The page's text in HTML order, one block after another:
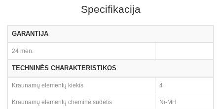
Specifikacija
GARANTIJA
24 mėn.
TECHNINĖS CHARAKTERISTIKOS
Kraunamų elementų kiekis 4
Kraunamų elementų cheminė sudėtis Ni-MH